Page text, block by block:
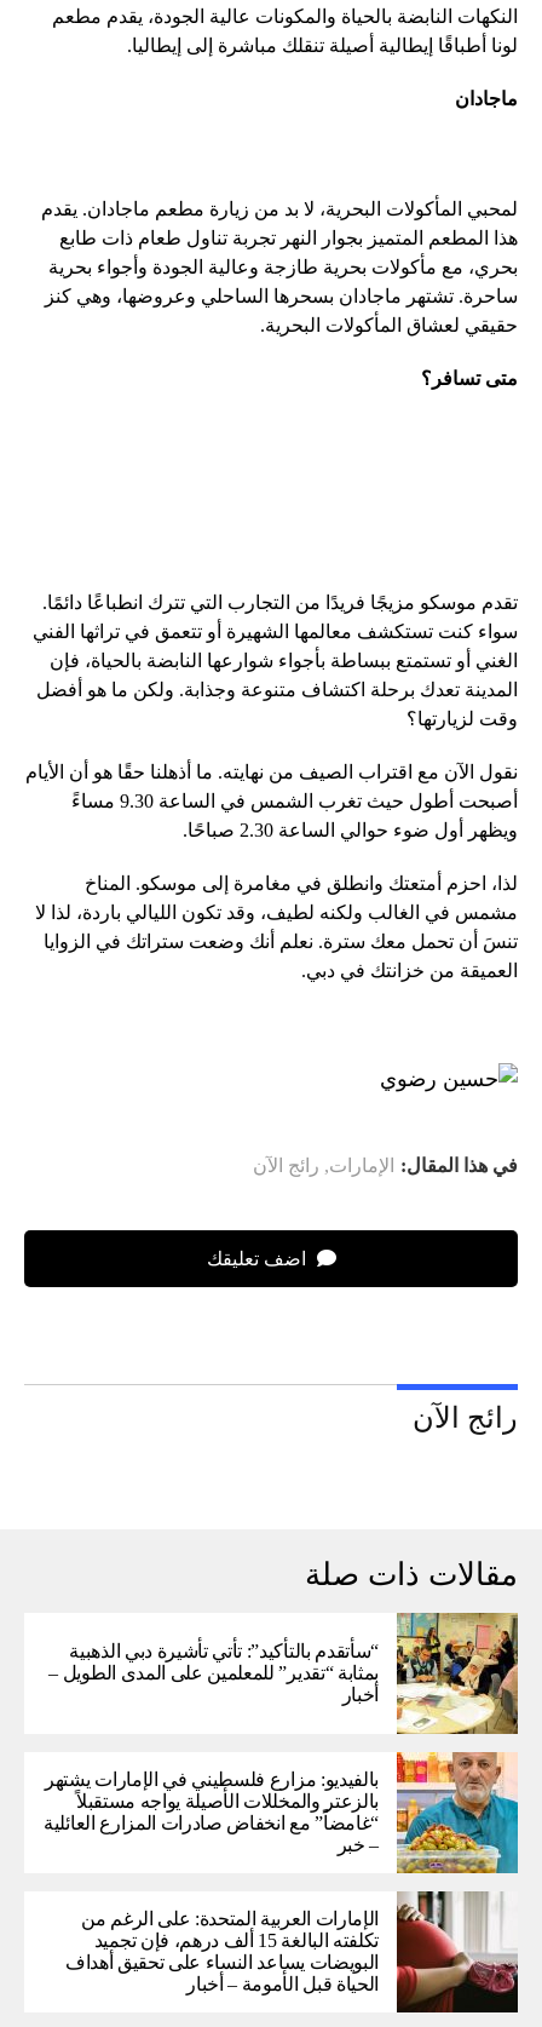
النكهات النابضة بالحياة والمكونات عالية الجودة، يقدم مطعم
لونا أطباقًا إيطالية أصيلة تنقلك مباشرة إلى إيطاليا.
ماجادان
لمحبي المأكولات البحرية، لا بد من زيارة مطعم ماجادان. يقدم
هذا المطعم المتميز بجوار النهر تجربة تناول طعام ذات طابع
بحري، مع مأكولات بحرية طازجة وعالية الجودة وأجواء بحرية
ساحرة. تشتهر ماجادان بسحرها الساحلي وعروضها، وهي كنز
حقيقي لعشاق المأكولات البحرية.
متى تسافر؟
تقدم موسكو مزيجًا فريدًا من التجارب التي تترك انطباعًا دائمًا.
سواء كنت تستكشف معالمها الشهيرة أو تتعمق في تراثها الفني
الغني أو تستمتع ببساطة بأجواء شوارعها النابضة بالحياة، فإن
المدينة تعدك برحلة اكتشاف متنوعة وجذابة. ولكن ما هو أفضل
وقت لزيارتها؟
نقول الآن مع اقتراب الصيف من نهايته. ما أذهلنا حقًا هو أن الأيام
أصبحت أطول حيث تغرب الشمس في الساعة 9.30 مساءً
ويظهر أول ضوء حوالي الساعة 2.30 صباحًا.
لذا، احزم أمتعتك وانطلق في مغامرة إلى موسكو. المناخ
مشمس في الغالب ولكنه لطيف، وقد تكون الليالي باردة، لذا لا
تنسَ أن تحمل معك سترة. نعلم أنك وضعت ستراتك في الزوايا
العميقة من خزانتك في دبي.
في هذا المقال: الإمارات, رائج الآن
اضف تعليقك
رائج الآن
مقالات ذات صلة
“سأتقدم بالتأكيد”: تأتي تأشيرة دبي الذهبية
بمثابة “تقدير” للمعلمين على المدى الطويل –
أخبار
بالفيديو: مزارع فلسطيني في الإمارات يشتهر
بالزعتر والمخللات الأصيلة يواجه مستقبلاً
“غامضاً” ​​مع انخفاض صادرات المزارع العائلية
– خبر
الإمارات العربية المتحدة: على الرغم من
تكلفته البالغة 15 ألف درهم، فإن تجميد
البويضات يساعد النساء على تحقيق أهداف
الحياة قبل الأمومة – أخبار